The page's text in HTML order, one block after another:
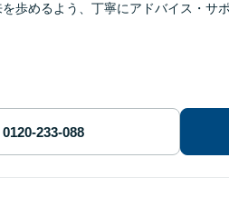
歩めるよう、丁寧にアドバイス・サ